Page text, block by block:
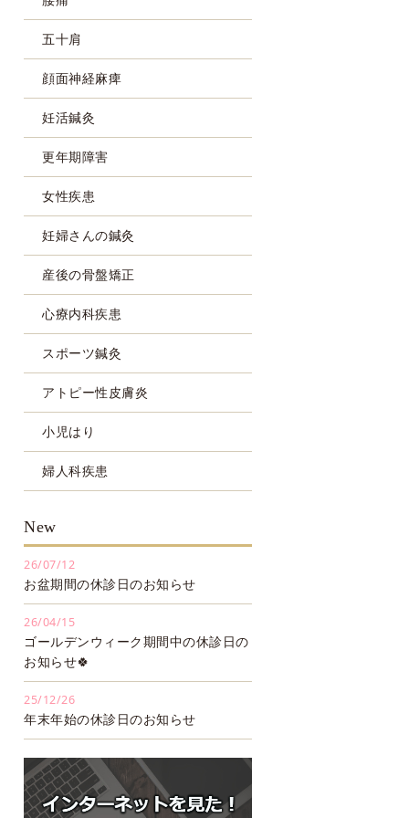
五十肩
顔面神経麻痺
妊活鍼灸
更年期障害
女性疾患
妊婦さんの鍼灸
産後の骨盤矯正
心療内科疾患
スポーツ鍼灸
アトピー性皮膚炎
小児はり
婦人科疾患
New
26/07/12
お盆期間の休診日のお知らせ
26/04/15
ゴールデンウィーク期間中の休診日の
お知らせ🍀
25/12/26
年末年始の休診日のお知らせ